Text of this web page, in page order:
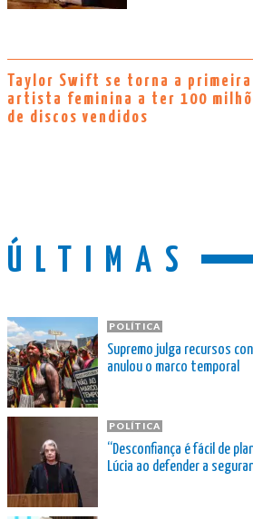
Taylor Swift se torna a primeira
artista feminina a ter 100
de discos vendidos
ÚLTIMAS
POLÍTICA
Supremo julga recursos
anulou o marco temporal
POLÍTICA
“Desconfiança é fácil de
Lúcia ao defender a